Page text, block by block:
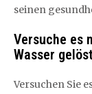
seinen
Versuche es
Wasser
Versuchen Sie